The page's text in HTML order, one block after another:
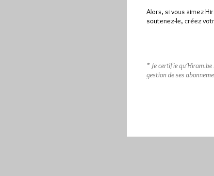
Alors, si vous aimez
soutenez-le, créez
* Je certifie
gestion de ses